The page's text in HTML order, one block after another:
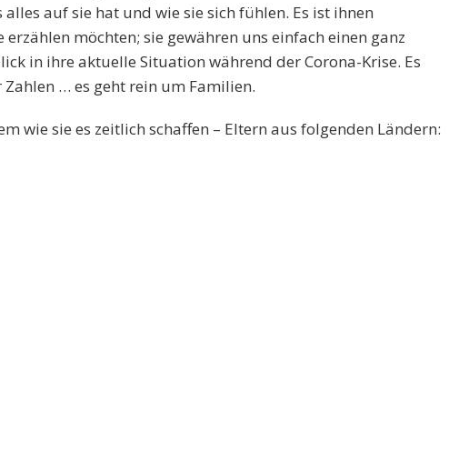
auf sie hat und wie sie sich fühlen. Es ist ihnen
erzählen möchten; sie gewähren uns einfach einen ganz
in ihre aktuelle Situation während der Corona-Krise. Es
… es geht rein um Familien.
wie sie es zeitlich schaffen – Eltern aus folgenden Ländern: